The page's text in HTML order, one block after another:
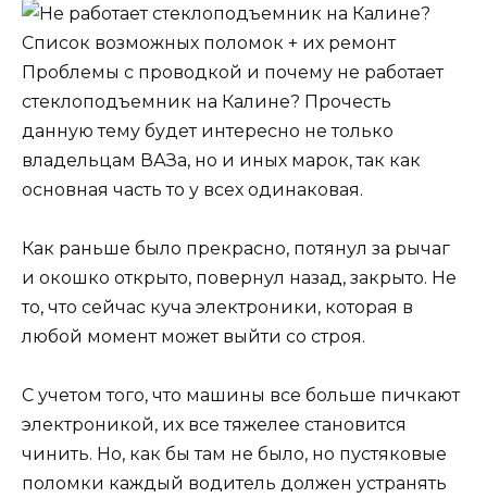
Проблемы с проводкой и почему не работает
стеклоподъемник на Калине? Прочесть
данную тему будет интересно не только
владельцам ВАЗа, но и иных марок, так как
основная часть то у всех одинаковая.
Как раньше было прекрасно, потянул за рычаг
и окошко открыто, повернул назад, закрыто. Не
то, что сейчас куча электроники, которая в
любой момент может выйти со строя.
С учетом того, что машины все больше пичкают
электроникой, их все тяжелее становится
чинить. Но, как бы там не было, но пустяковые
поломки каждый водитель должен устранять